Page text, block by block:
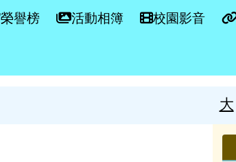
榮譽榜 活動相簿 校園影音
大